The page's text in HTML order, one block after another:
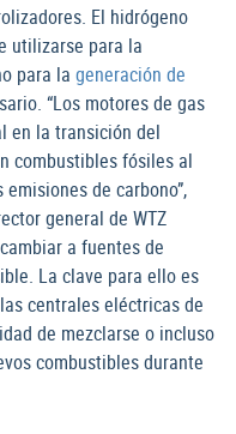
El hidrógeno
utilizarse para la
para la generación de
“Los motores de gas
en la transición del
combustibles fósiles al
de carbono”,
general de WTZ
a fuentes de
La clave para ello es
centrales eléctricas de
de mezclarse o incluso
combustibles durante